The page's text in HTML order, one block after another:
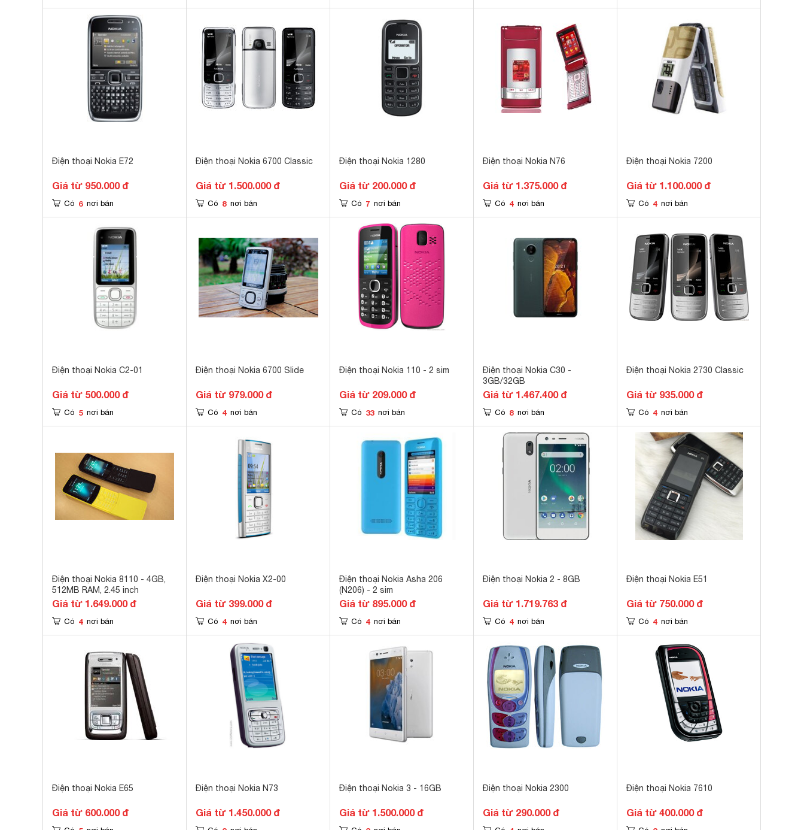
Điện thoại Nokia E72
Giá từ 950.000 đ
Có 6 nơi bán
Điện thoại Nokia 6700 Classic
Giá từ 1.500.000 đ
Có 8 nơi bán
Điện thoại Nokia 1280
Giá từ 200.000 đ
Có 7 nơi bán
Điện thoại Nokia N76
Giá từ 1.375.000 đ
Có 4 nơi bán
Điện thoại Nokia 7200
Giá từ 1.100.000 đ
Có 4 nơi bán
Điện thoại Nokia C2-01
Giá từ 500.000 đ
Có 5 nơi bán
Điện thoại Nokia 6700 Slide
Giá từ 979.000 đ
Có 4 nơi bán
Điện thoại Nokia 110 - 2 sim
Giá từ 209.000 đ
Có 33 nơi bán
Điện thoại Nokia C30 -
3GB/32GB
Giá từ 1.467.400 đ
Có 8 nơi bán
Điện thoại Nokia 2730 Classic
Giá từ 935.000 đ
Có 4 nơi bán
Điện thoại Nokia 8110 - 4GB,
512MB RAM, 2.45 inch
Giá từ 1.649.000 đ
Có 4 nơi bán
Điện thoại Nokia X2-00
Giá từ 399.000 đ
Có 4 nơi bán
Điện thoại Nokia Asha 206
(N206) - 2 sim
Giá từ 895.000 đ
Có 4 nơi bán
Điện thoại Nokia 2 - 8GB
Giá từ 1.719.763 đ
Có 4 nơi bán
Điện thoại Nokia E51
Giá từ 750.000 đ
Có 4 nơi bán
Điện thoại Nokia E65
Giá từ 600.000 đ
Điện thoại Nokia N73
Giá từ 1.450.000 đ
Điện thoại Nokia 3 - 16GB
Giá từ 1.500.000 đ
Điện thoại Nokia 2300
Giá từ 290.000 đ
Điện thoại Nokia 7610
Giá từ 400.000 đ